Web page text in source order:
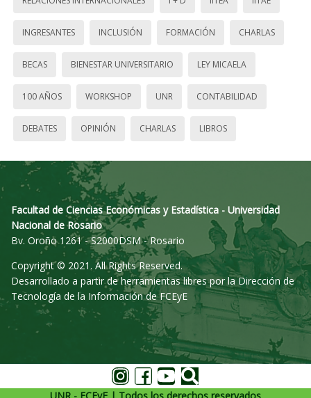
INGRESANTES INCLUSIÓN FORMACIÓN CHARLAS
BECAS BIENESTAR UNIVERSITARIO LEY MICAELA
100 AÑOS WORKSHOP UNR CONTABILIDAD
DEBATES OPINIÓN CHARLAS LIBROS
Facultad de Ciencias Económicas y Estadística - Universidad
Nacional de Rosario
Bv. Oroño 1261 - S2000DSM - Rosario
Copyright © 2021. All Rights Reserved.
Desarrollado a partir de herramientas libres por la Dirección de
Tecnología de la Información de FCEyE